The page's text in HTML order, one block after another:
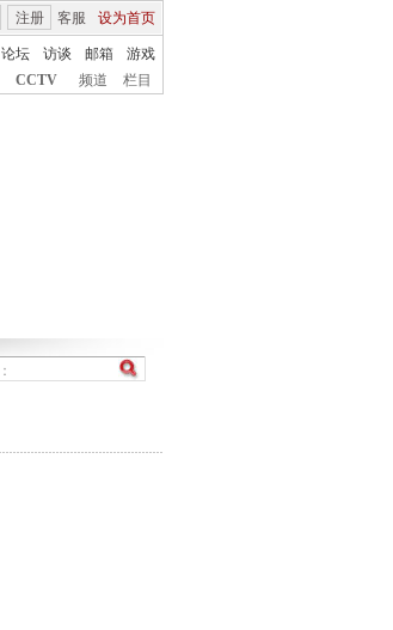
客服 设为首页
注册
论坛 访谈 邮箱
游戏
CCTV 频道 栏目